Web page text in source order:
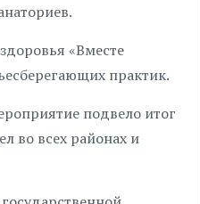
«Вместе
практик.
подвело итог
во всех районах и